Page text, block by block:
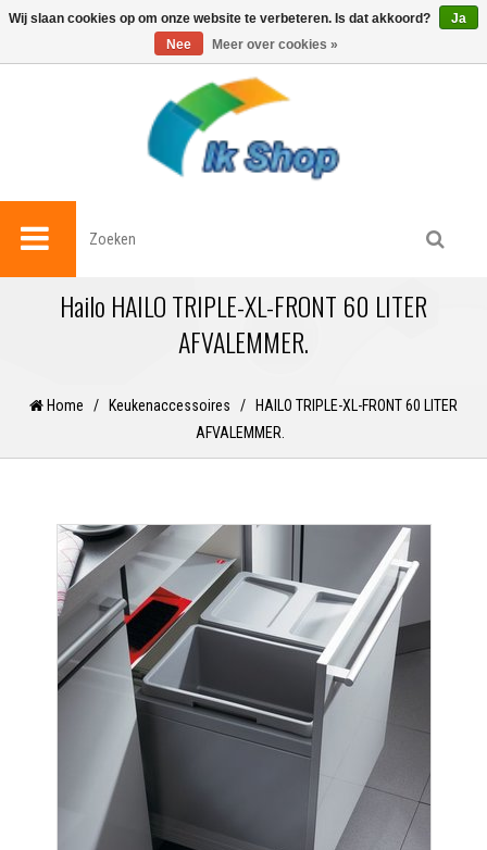
0
Hailo HAILO TRIPLE-XL-FRONT 60 LITER
AFVALEMMER.
Home / Keukenaccessoires /
HAILO TRIPLE-XL-FRONT 60 LITER
AFVALEMMER.
Wij slaan cookies op om onze website te verbeteren. Is dat akkoord?
Ja
Nee
Meer over cookies »